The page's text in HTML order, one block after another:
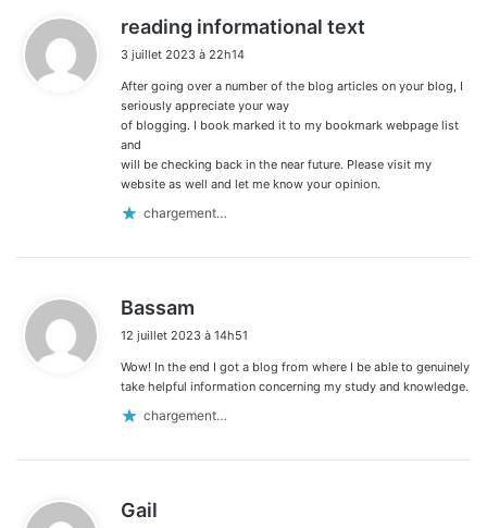
reading informational text
3 juillet 2023 à 22h14
After going over a number of the blog articles on your blog, I
seriously appreciate your way
of blogging. I book marked it to my bookmark webpage list
and
will be checking back in the near future. Please visit my
website as well and let me know your opinion.
chargement…
Bassam
t
:
12 juillet 2023 à 14h51
Wow! In the end I got a blog from where I be able to genuinely
take helpful information concerning my study and knowledge.
chargement…
Gail